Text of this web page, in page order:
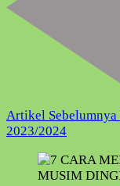
Artikel Sebelumnya
2023/2024